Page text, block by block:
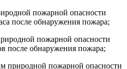
пожарной опасности
после обнаружения пожара;
пожарной опасности
после обнаружения пожара;
природной пожарной опасности